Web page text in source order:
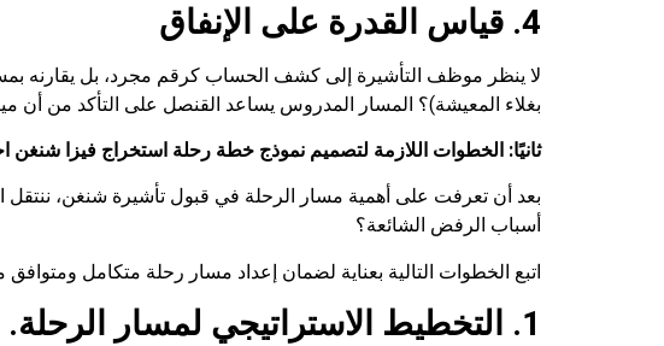
4. قياس القدرة على الإنفاق
لا ينظر موظف التأشيرة إلى كشف الحساب كرقم مجرد، بل يقارنه
بغلاء المعيشة)؟ المسار المدروس يساعد القنصل على التأكد من أن
ثانيًا: الخطوات اللازمة لتصميم نموذج خطة رحلة استخراج فيزا شنغن
بعد أن تعرفت على أهمية مسار الرحلة في قبول تأشيرة شنغن،
أسباب الرفض الشائعة؟
اتبع الخطوات التالية بعناية لضمان إعداد مسار رحلة متكامل ومتوافق
1. التخطيط الاستراتيجي لمسار الرحلة.